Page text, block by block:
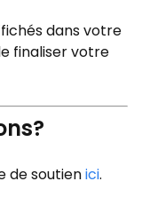
dans votre
finaliser votre
de soutienici.